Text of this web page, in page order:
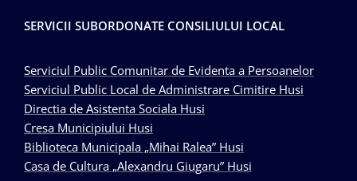
SERVICII SUBORDONATE CONSILIULUI LOCAL
Serviciul Public Comunitar de Evidenta a Persoanelor
Serviciul Public Local de Administrare Cimitire Husi
Directia de Asistenta Sociala Husi
Cresa Municipiului Husi
Biblioteca Municipala „Mihai Ralea” Husi
Casa de Cultura „Alexandru Giugaru” Husi